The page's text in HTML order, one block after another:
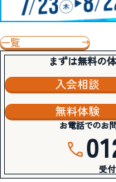
一覧
まずは無料の
入会相談
無料体験
お電話でのお
受